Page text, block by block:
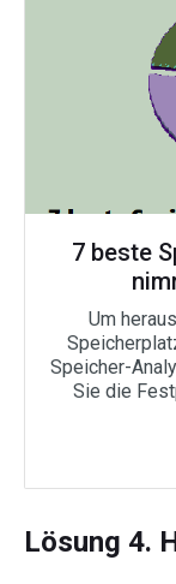
7 beste
Um
Speicher-
Sie die
Lösung 4.